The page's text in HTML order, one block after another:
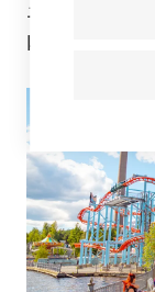
17.6.
kaverin tai